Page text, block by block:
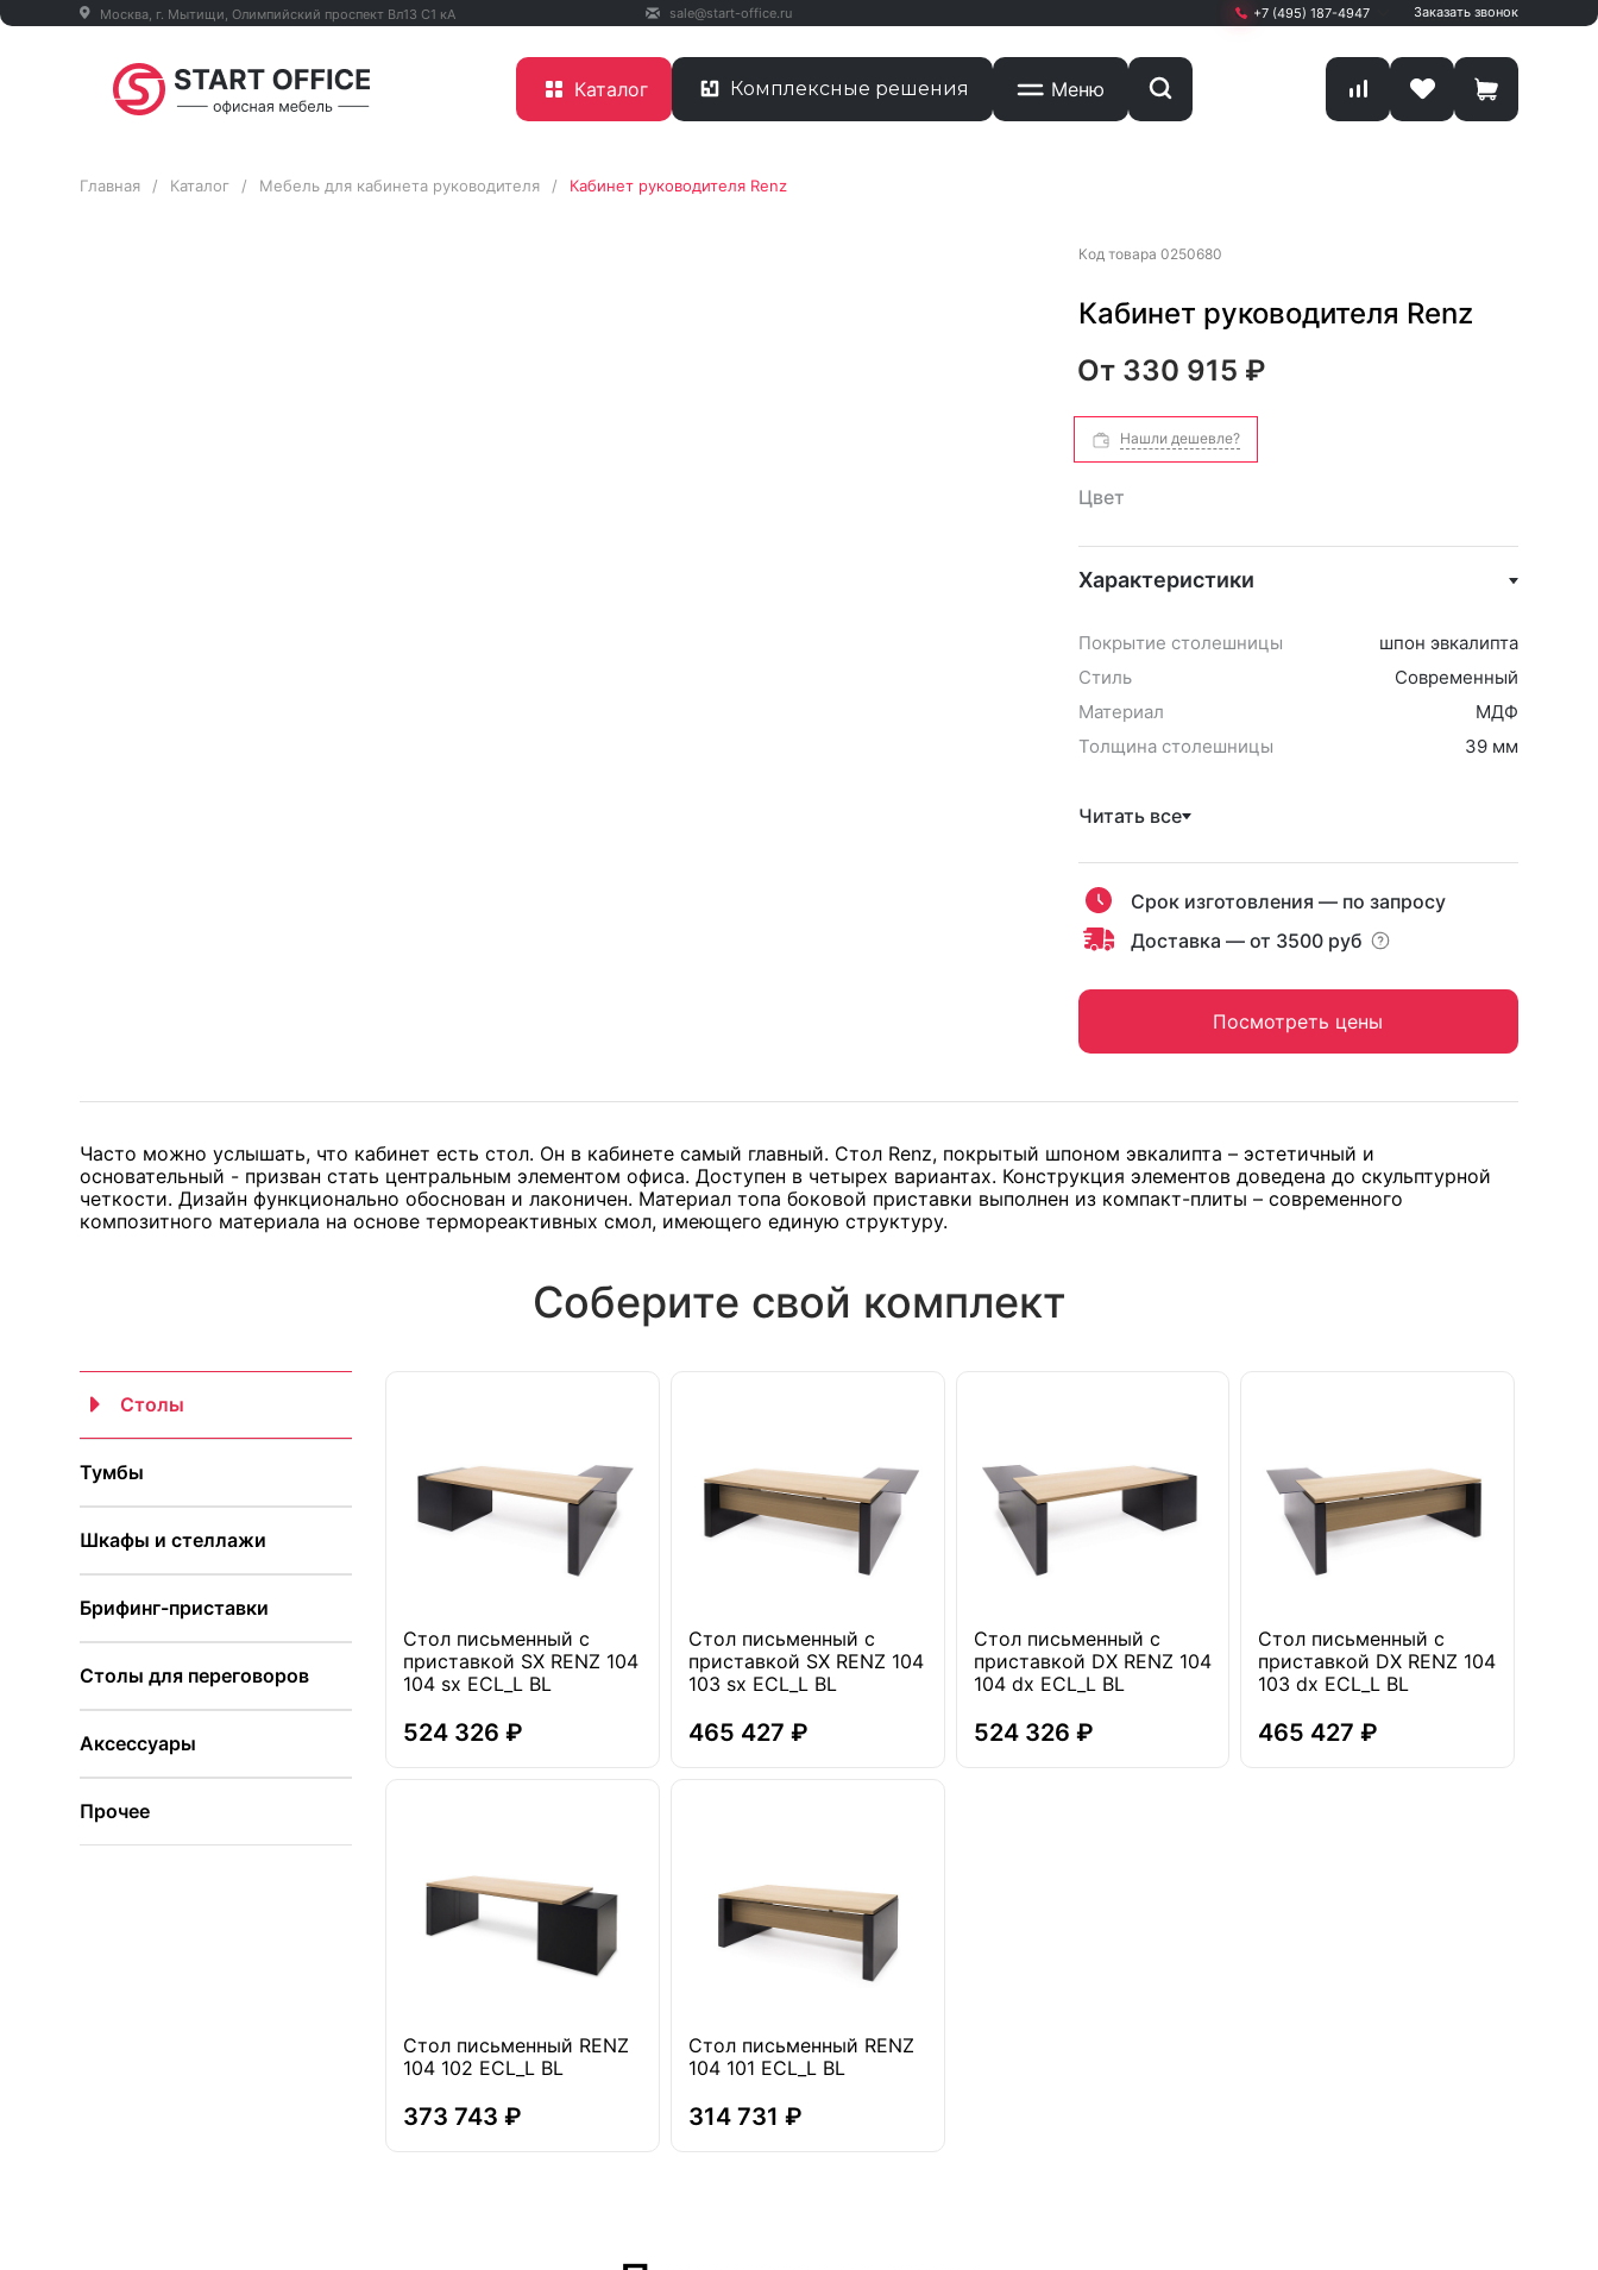
Москва, г. Мытищи, Олимпийский проспект Вл13 С1 кА sale@start-office.ru +7 (495) 187-4947
+7 (495) 187-4947
Олимпийский проспект
Заказать звонок
Каталог Комплексные решения Меню
Главная / Каталог / Мебель для кабинета руководителя / Кабинет руководителя Renz
Код товара 0250680
Кабинет руководителя Renz
От 330 915 ₽
Нашли дешевле?
Цвет
Характеристики
Покрытие столешницы
шпон эвкалипта
Стиль
Современный
Материал
МДФ
Толщина столешницы
39 мм
Читать все
Срок изготовления — по запросу
Доставка — от 3500 руб
Посмотреть цены
Часто можно услышать, что кабинет есть стол. Он в кабинете самый главный. Стол Renz, покрытый шпоном эвкалипта – эстетичный и
основательный - призван стать центральным элементом офиса. Доступен в четырех вариантах. Конструкция элементов доведена до скульптурной
четкости. Дизайн функционально обоснован и лаконичен. Материал топа боковой приставки выполнен из компакт-плиты – современного
композитного материала на основе термореактивных смол, имеющего единую структуру.
Соберите свой комплект
Столы
Тумбы
Шкафы и стеллажи
Брифинг-приставки
Столы для переговоров
Аксессуары
Прочее
Стол письменный с
приставкой SX RENZ 104
104 sx ECL_L BL
524 326 ₽
Стол письменный с
приставкой SX RENZ 104
103 sx ECL_L BL
465 427 ₽
Стол письменный с
приставкой DX RENZ 104
104 dx ECL_L BL
524 326 ₽
Стол письменный с
приставкой DX RENZ 104
103 dx ECL_L BL
465 427 ₽
Стол письменный RENZ
104 102 ECL_L BL
373 743 ₽
Стол письменный RENZ
104 101 ECL_L BL
314 731 ₽